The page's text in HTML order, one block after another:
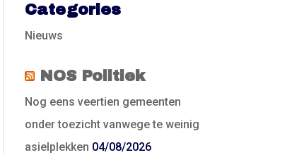
Categories
Nieuws
NOS Politiek
Nog eens veertien gemeenten
onder toezicht vanwege te weinig
asielplekken 04/08/2026